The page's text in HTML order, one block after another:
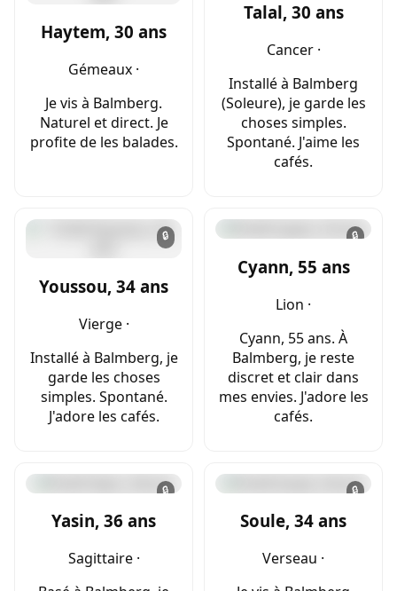
Haytem, 30 ans
Gémeaux ·
Je vis à Balmberg.
Naturel et direct. Je
profite de les balades.
Talal, 30 ans
Cancer ·
Installé à Balmberg
(Soleure), je garde les
choses simples.
Spontané. J'aime les
cafés.
🔒
Youssou, 34 ans
Vierge ·
Installé à Balmberg, je
garde les choses
simples. Spontané.
J'adore les cafés.
🔒
Cyann, 55 ans
Lion ·
Cyann, 55 ans. À
Balmberg, je reste
discret et clair dans
mes envies. J'adore les
cafés.
🔒
Yasin, 36 ans
Sagittaire ·
🔒
Soule, 34 ans
Verseau ·